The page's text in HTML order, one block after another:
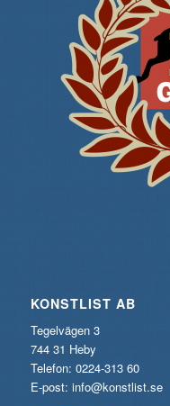
KONSTLIST AB
Tegelvägen 3
744 31 Heby
Telefon: 0224-313 60
E-post: info@konstlist.se